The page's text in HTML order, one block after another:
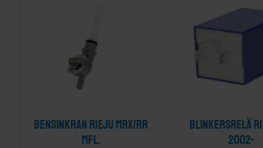
Bensinkran Rieju MRX/RR
mfl.
Blinkersrelä
2002-